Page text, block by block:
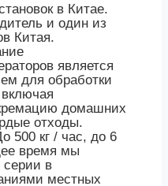
в Китае.
и один из
Китая.
является
для обработки
домашних
отходы.
500 кг / час, до 6
время мы
серии в
местных